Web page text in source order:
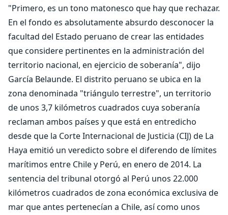
"Primero, es un tono matonesco que hay que rechazar.
En el fondo es absolutamente absurdo desconocer la
facultad del Estado peruano de crear las entidades
que considere pertinentes en la administración del
territorio nacional, en ejercicio de soberanía", dijo
García Belaunde. El distrito peruano se ubica en la
zona denominada "triángulo terrestre", un territorio
de unos 3,7 kilómetros cuadrados cuya soberanía
reclaman ambos países y que está en entredicho
desde que la Corte Internacional de Justicia (CIJ) de La
Haya emitió un veredicto sobre el diferendo de límites
marítimos entre Chile y Perú, en enero de 2014. La
sentencia del tribunal otorgó al Perú unos 22.000
kilómetros cuadrados de zona económica exclusiva de
mar que antes pertenecían a Chile, así como unos